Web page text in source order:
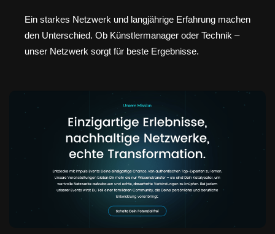
Ein starkes Netzwerk und langjährige Erfahrung machen
den Unterschied. Ob Künstlermanager oder Technik –
unser Netzwerk sorgt für beste Ergebnisse.